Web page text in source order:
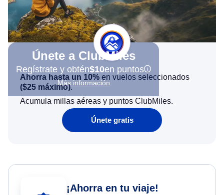
Únete a ClubMiles
Regístrate y obtén$10en puntos
Más información
Ahorra hasta un 10% en vuelos seleccionados
($25 máximo).
Acumula millas aéreas y puntos ClubMiles.
Únete gratis
¡Ahorra en tu viaje!